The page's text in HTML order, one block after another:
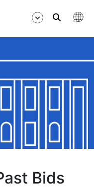
Bids